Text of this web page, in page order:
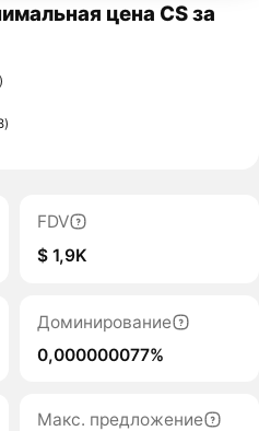
цена CS за
FDV
$ 1,9K
Доминирование
0,000000077%
Макс. предложение